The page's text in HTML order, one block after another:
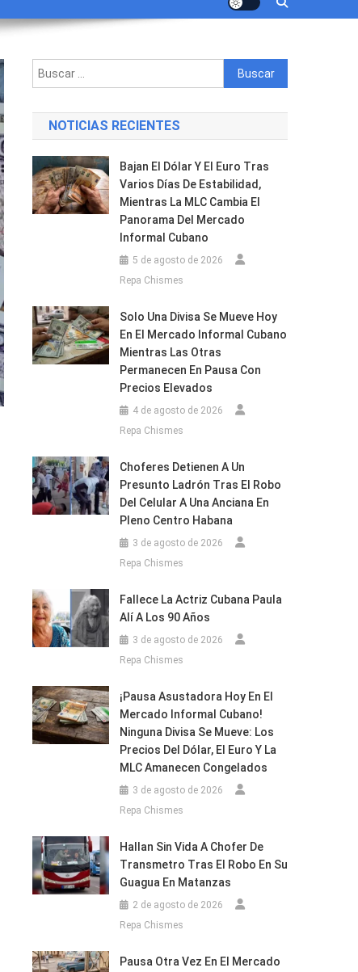
Buscar:
NOTICIAS RECIENTES
Bajan El Dólar Y El Euro Tras
Varios Días De Estabilidad,
Mientras La MLC Cambia El
Panorama Del Mercado
Informal Cubano
5 de agosto de 2026
Repa Chismes
Solo Una Divisa Se Mueve Hoy
En El Mercado Informal Cubano
Mientras Las Otras
Permanecen En Pausa Con
Precios Elevados
4 de agosto de 2026
Repa Chismes
Choferes Detienen A Un
Presunto Ladrón Tras El Robo
Del Celular A Una Anciana En
Pleno Centro Habana
3 de agosto de 2026
Repa Chismes
Fallece La Actriz Cubana Paula
Alí A Los 90 Años
3 de agosto de 2026
Repa Chismes
¡Pausa Asustadora Hoy En El
Mercado Informal Cubano!
Ninguna Divisa Se Mueve: Los
Precios Del Dólar, El Euro Y La
MLC Amanecen Congelados
3 de agosto de 2026
Repa Chismes
Hallan Sin Vida A Chofer De
Transmetro Tras El Robo En Su
Guagua En Matanzas
2 de agosto de 2026
Repa Chismes
Pausa Otra Vez En El Mercado